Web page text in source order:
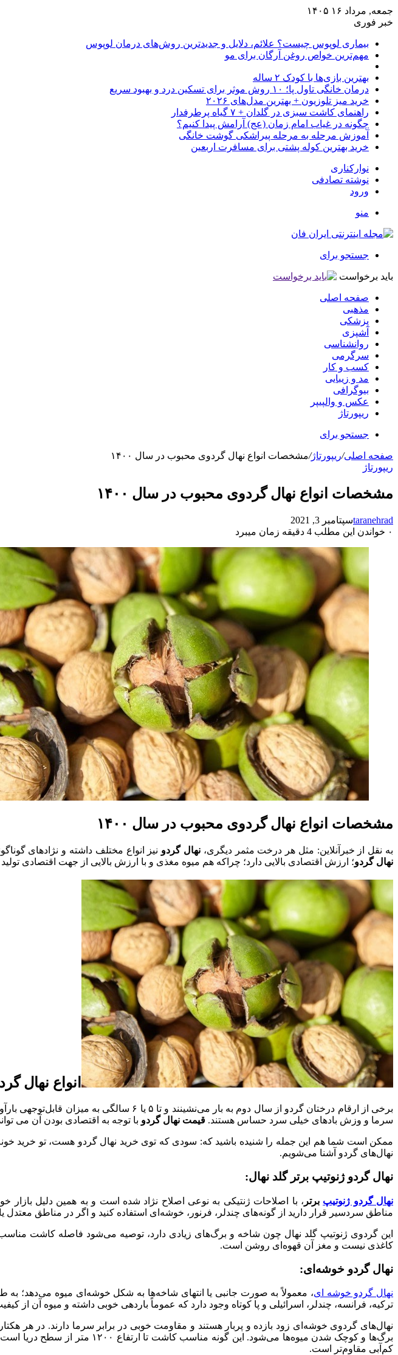
جمعه, مرداد ۱۶ ۱۴۰۵
خبر فوری
بیماری لوپوس چیست؟ علائم، دلایل و جدیدترین روش‌های درمان لوپوس
مهم‌ترین خواص روغن آرگان برای مو
بهترین بازی‌ها با کودک ۲ ساله
درمان خانگی تاول پا؛ ۱۰ روش موثر برای تسکین درد و بهبود سریع
خرید میز تلوزیون + بهترین مدل‌های ۲۰۲۶
راهنمای کاشت سبزی در گلدان + ۷ گیاه پرطرفدار
چگونه در غیاب امام زمان (عج) آرامش پیدا کنیم؟
آموزش مرحله به مرحله پیراشکی گوشت خانگی
خرید بهترین کوله پشتی برای مسافرت اربعین
نوارکناری
نوشته تصادفی
ورود
منو
جستجو برای
باید برخواست
صفحه اصلی
مذهبی
پزشکی
آشپزی
روانشناسی
سرگرمی
کسب و کار
مد و زیبایی
بیوگرافی
عکس و والپیپر
ریپورتاژ
جستجو برای
صفحه اصلی/ریپورتاژ/مشخصات انواع نهال گردوی محبوب در سال ۱۴۰۰
ریپورتاژ
مشخصات انواع نهال گردوی محبوب در سال ۱۴۰۰
taranehradسپتامبر 3, 2021
۰ خواندن این مطلب 4 دقیقه زمان میبرد
مشخصات انواع نهال گردوی محبوب در سال ۱۴۰۰
به نقل از خبرآنلاین: مثل هر درخت مثمر دیگری،نهال گردو نیز انواع مختلف داشته و نژادهای
نهال گردو؛ ارزش اقتصادی بالایی دارد؛ چراکه هم میوه مغذی و با ارزش بالایی از جهت اقتصادی
انواع نهال
سرما و وزش بادهای خیلی سرد حساس هستند. قیمت نهال گردو با توجه به اقتصادی بودن آن می
ممکن است شما هم این جمله را شنیده باشید که: سودی که توی خرید نهال گردو هست، تو خرید
نهال‌های گردو آشنا می‌شویم.
نهال گردو ژنوتیپ برتر گلد نهال:
نهال گردو ژنوتیپ برتر ، با اصلاحات ژنتیکی به نوعی اصلاح نژاد شده است و به همین دلیل بازار
مناطق سردسیر قرار دارید از گونه‌های چندلر، فرنور، خوشه‌ای استفاده کنید و اگر در مناطق معتدل
این گردوی ژنوتیپ گلد نهال چون شاخه و برگ‌های زیادی دارد، توصیه می‌شود فاصله کاشت
کاغذی نیست و مغز آن قهوه‌ای روشن است.
نهال گردو خوشه‌ای:
نهال گردو خوشه ‌ای
ترکیه‌، فرانسه، چندلر، اسرائیلی و پا کوتاه وجود دارد که عموماً باردهی خوبی داشته و میوه آن از
کم‌آبی مقاوم‌تر است.